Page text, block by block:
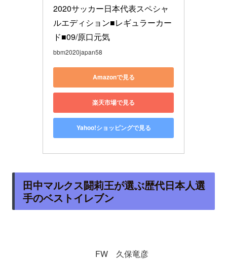
2020サッカー日本代表スペシャ
ルエディション■レギュラーカー
ド■09/原口元気
bbm2020japan58
Amazonで見る
楽天市場で見る
Yahoo!ショッピングで見る
田中マルクス闘莉王が選ぶ歴代日本人選
手のベストイレブン
FW 久保竜彦